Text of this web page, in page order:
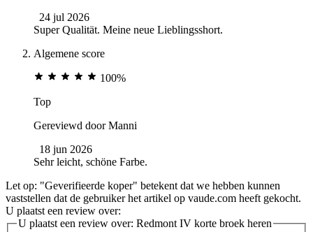
24 jul 2026
Super Qualität. Meine neue Lieblingsshort.
Algemene score
100%
Top
Gereviewd doorManni
18 jun 2026
Sehr leicht, schöne Farbe.
Let op: "Geverifieerde koper" betekent dat we hebben kunnen
vaststellen dat de gebruiker het artikel op vaude.com heeft gekocht.
U plaatst een review over:
U plaatst een review over: Redmont IV korte broek heren